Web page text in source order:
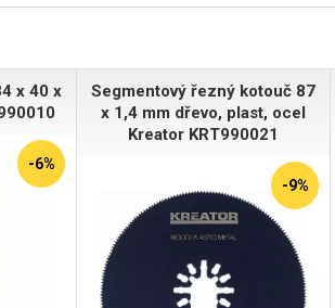
x 40 x
-6%
Segmentový řezný kotouč 87
x 1,4 mm dřevo, plast, ocel
Kreator KRT990021
-9%